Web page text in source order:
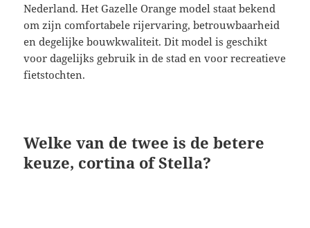
Nederland. Het Gazelle Orange model staat bekend
om zijn comfortabele rijervaring, betrouwbaarheid
en degelijke bouwkwaliteit. Dit model is geschikt
voor dagelijks gebruik in de stad en voor recreatieve
fietstochten.
Welke van de twee is de betere
keuze, cortina of Stella?